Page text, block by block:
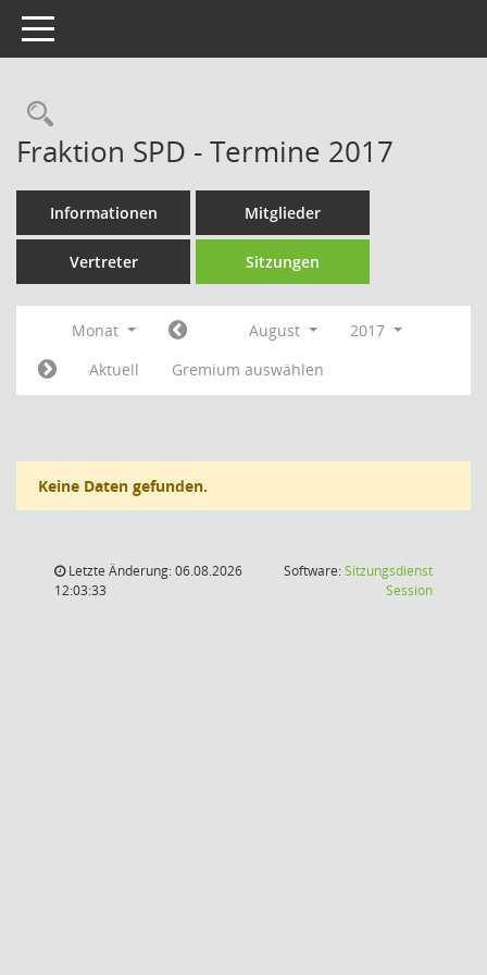
Toggle navigation
Rechercheauswahl
Fraktion SPD - Termine 2017
Informationen Mitglieder
Vertreter Sitzungen
Monat August
2017
Aktuell
Gremium auswählen
Keine Daten gefunden.
Letzte Änderung: 06.08.2026
12:03:33
Software:Sitzungsdienst
Session(Wird in